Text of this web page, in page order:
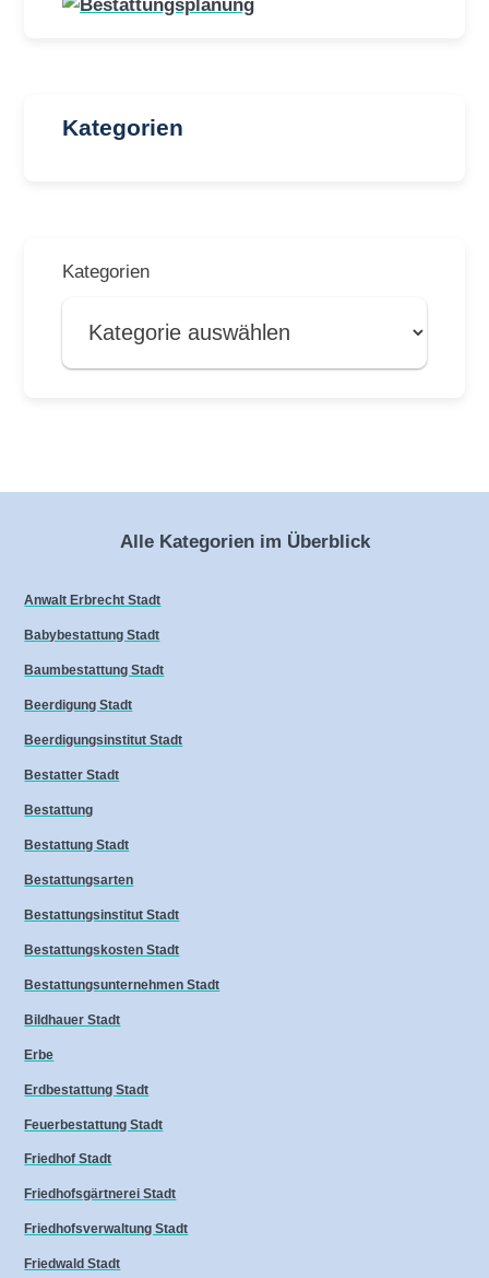
Kategorien
Kategorien
Alle Kategorien im Überblick
Anwalt Erbrecht Stadt
Babybestattung Stadt
Baumbestattung Stadt
Beerdigung Stadt
Beerdigungsinstitut Stadt
Bestatter Stadt
Bestattung
Bestattung Stadt
Bestattungsarten
Bestattungsinstitut Stadt
Bestattungskosten Stadt
Bestattungsunternehmen Stadt
Bildhauer Stadt
Erbe
Erdbestattung Stadt
Feuerbestattung Stadt
Friedhof Stadt
Friedhofsgärtnerei Stadt
Friedhofsverwaltung Stadt
Friedwald Stadt